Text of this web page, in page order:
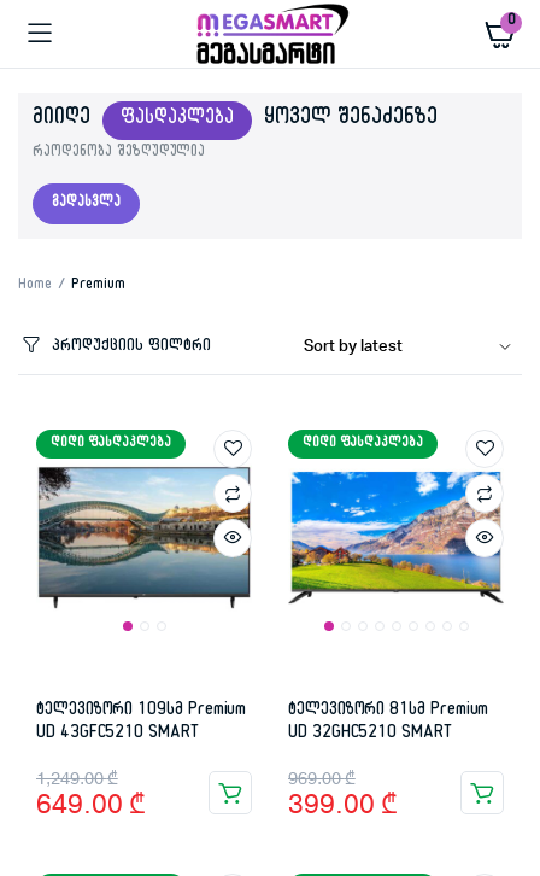
0
ᲛᲘᲘᲦᲔ ᲤᲐᲡᲓᲐᲙᲚᲔᲑᲐ ᲧᲝᲕᲔᲚ ᲨᲔᲜᲐᲫᲔᲜᲖᲔ
რაოდენობა შეზღუდულია
გადასვლა
Home Premium
პროდუქციის ფილტრი
ᲓᲘᲓᲘ ᲤᲐᲡᲓᲐᲙᲚᲔᲑᲐ
ტელევიზორი 109სმ Premium
UD 43GFC5210 SMART
1,249.00₾
Original
price
649.00 ₾
Current
price
ᲓᲘᲓᲘ ᲤᲐᲡᲓᲐᲙᲚᲔᲑᲐ
ტელევიზორი 81სმ Premium
UD 32GHC5210 SMART
969.00₾
Original
price
399.00 ₾
Current
price